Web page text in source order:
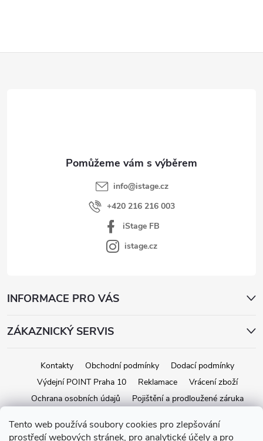
Tento web používá soubory cookies pro zlepšování
prostředí webových stránek, pro analytické účely a pro
info@istage.cz
+420 216 216 003
iStage FB
istage.cz
INFORMACE PRO VÁS
ZÁKAZNICKÝ SERVIS
Kontakty Obchodní podmínky
Dodací podmínky
Výdejní POINT Praha 10
Reklamace
Vrácení zboží
Ochrana osobních údajů
Pojištění a prodloužené záruka